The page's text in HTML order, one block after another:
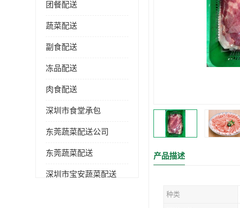
团餐配送
蔬菜配送
副食配送
冻品配送
肉食配送
深圳市食堂承包
东莞蔬菜配送公司
东莞蔬菜配送
深圳市宝安蔬菜配送
产品描述
种类